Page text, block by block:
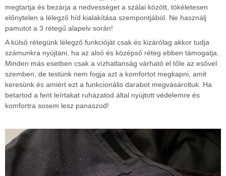
megtartja és bezárja a nedvességet a szálai között, tökéletesen
előnytelen a lélegző híd kialakítása szempontjából. Ne használj
pamutot a 3 rétegű alapelv során!
A külső rétegünk lélegző funkcióját csak és kizárólag akkor tudja
számunkra nyújtani, ha az alsó és középső réteg ebben támogatja.
Minden más esetben csak a vízhatlanság várható el tőle az esővel
szemben, de testünk nem fogja azt a komfortot megkapni, amit
keresünk és amiért ezt a funkcionális darabot megvásároltuk. Ha
betartod a fent leírtakat ruházatod által nyújtott védelemre és
komfortra sosem lesz panaszod!